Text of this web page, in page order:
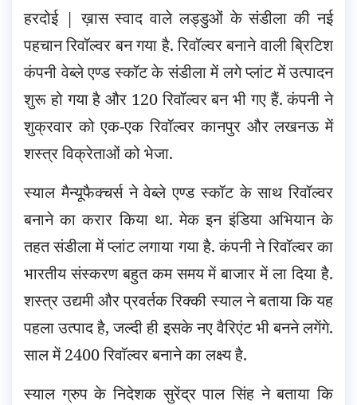
हरदोई | ख़ास स्वाद वाले लड्डुओं के संडीला की नई
पहचान रिवॉल्वर बन गया है. रिवॉल्वर बनाने वाली ब्रिटिश
कंपनी वेब्ले एण्ड स्कॉट के संडीला में लगे प्लांट में उत्पादन
शुरू हो गया है और 120 रिवॉल्वर बन भी गए हैं. कंपनी ने
शुक्रवार को एक-एक रिवॉल्वर कानपुर और लखनऊ में
शस्त्र विक्रेताओं को भेजा.
स्याल मैन्यूफैक्चर्स ने वेब्ले एण्ड स्कॉट के साथ रिवॉल्वर
बनाने का करार किया था. मेक इन इंडिया अभियान के
तहत संडीला में प्लांट लगाया गया है. कंपनी ने रिवॉल्वर का
भारतीय संस्करण बहुत कम समय में बाजार में ला दिया है.
शस्त्र उद्यमी और प्रवर्तक रिक्की स्याल ने बताया कि यह
पहला उत्पाद है, जल्दी ही इसके नए वैरिएंट भी बनने लगेंगे.
साल में 2400 रिवॉल्वर बनाने का लक्ष्य है.
स्याल ग्रुप के निदेशक सुरेंद्र पाल सिंह ने बताया कि